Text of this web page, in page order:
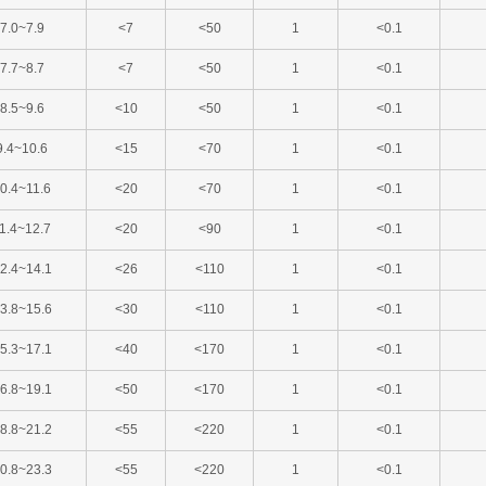
7.0~7.9 <7 <50 1 <0.1
7.7~8.7 <7 <50 1 <0.1
8.5~9.6 <10 <50 1 <0.1
<15 <70 1 <0.1
<20 <70 1 <0.1
<20 <90 1 <0.1
<26 <110 1 <0.1
<30 <110 1 <0.1
<40 <170 1 <0.1
<50 <170 1 <0.1
<55 <220 1 <0.1
<55 <220 1 <0.1